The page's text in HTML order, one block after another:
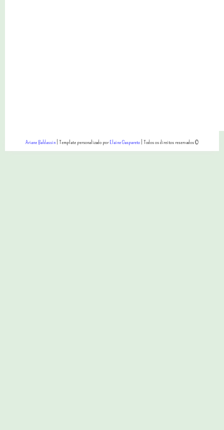
Ariane Baldassin| Template personalizado porElaine Gaspareto| Todos os direitos reservados ©